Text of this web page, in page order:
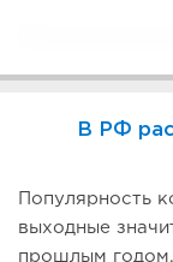
В РФ
Популярность
выходные
прошлым